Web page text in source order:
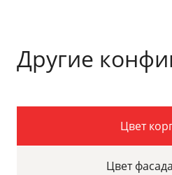
Другие
Цвет
Цвет